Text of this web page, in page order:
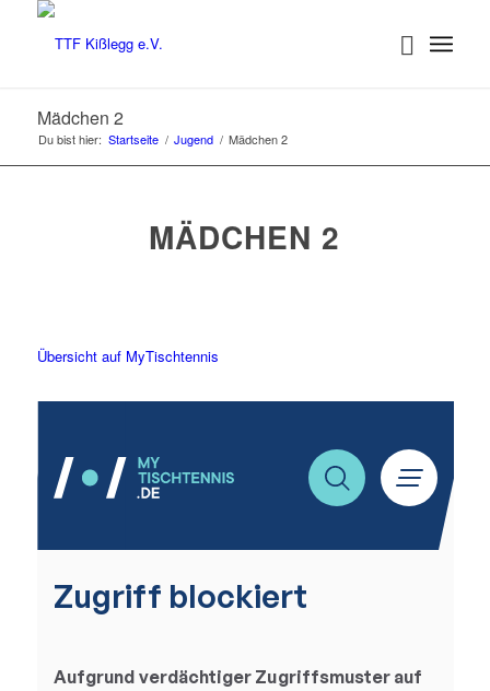
Mädchen 2
Du bist hier: Startseite / Jugend / Mädchen 2
MÄDCHEN 2
Übersicht auf MyTischtennis